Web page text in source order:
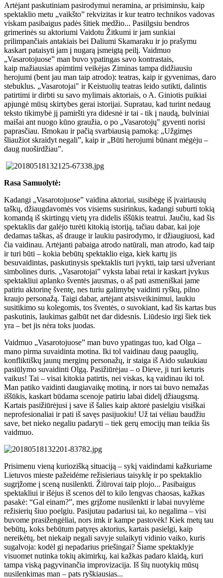
Artėjant paskutiniam pasirodymui neramina, ar prisiminsiu, kaip
spektaklio metu „vaikšto” rekvizitas ir kur teatro technikos vadovas
viskam pasibaigus padės šitiek medžio... Pasiilgsiu bendros
grimerinės su aktoriumi Vaidotu Žitkumi ir jam sunkiai
prilimpančiais antakiais bei Daliumi Skamaraku ir jo prašymu
kaskart pataisyti jam į nugarą įsmeigtą peilį. Vaidmuo
„Vasarotojuose” man buvo ypatingas savo kontrastais,
kaip mažiausias apimtimi veikėjas Ziminas tampa didžiausiu
herojumi (bent jau man taip atrodo): teatras, kaip ir gyvenimas, daro
stebuklus. „Vasarotojai" ir Keistuolių teatras leido sutikti, dalintis
patirtimi ir dirbti su savo mylimais aktoriais, o A. Giniotis puikiai
apjungė mūsų skirtybes gerai istorijai. Supratau, kad turint nedaug
teksto tikimybė jį pamiršti yra didesnė ir tai - tik į naudą, bulviniai
maišai ant nuogo kūno graužia, o po „Vasarotojų" gyventi norisi
paprasčiau. Išmokau ir pačią svarbiausią pamoką: „Užgimęs
šliaužiot skraidyt negali”, kaip ir „Būti herojumi būnant mėgėju –
daug nuoširdžiau”.
Rasa Samuolytė:
Kadangi „Vasarotojuose” vaidina aktoriai, susibėgę iš įvairiausių
taškų, džiaugdavomės vos visiems susirinkus, kadangi suburti tokią
komandą iš skirtingų vietų yra didelis iššūkis teatrui. Jaučiu, kad šis
spektaklis dar galėjo turėti kitokią istoriją, tačiau dabar, kai joje
dedamas taškas, aš drauge ir laukiu pasirodymo, ir džiaugiuosi, kad
čia vaidinau. Artėjanti pabaiga atrodo natūrali, man atrodo, kad taip
ir turi būti – kokia bebūtų spektaklio eiga, kiek kartų jis
besuvaidintas, paskutinysis spektaklis turi įvykti, taip tarsi užveriant
simbolines duris. „Vasarotojai” vyksta labai retai ir kaskart įvykus
spektakliui aplanko šventės jausmas, o aš pati asmeniškai jame
patiriu aktorinę šventę, nes turiu galimybę vaidinti ryškų, pilno
kraujo personažą. Taigi dabar, artėjant atsisveikinimui, laukiu
susitikimo su kolegomis, tos šventės, o suvokiant, kad šis kartas bus
paskutinis, laukimas galbūt net dar didesnis. Liūdesio irgi šiek tiek
yra – bet jis nėra toks juodas.
Vaidmuo „Vasarotojuose” man buvo ypatingas tuo, kad Olga –
mano pirma suvaidinta motina. Iki tol vaidinau daug paauglių,
konfliktiškų jaunų merginų personažų, ir staiga iš Aido sulaukiau
pasiūlymo suvaidinti Olgą. Pasižiūrėjau – o Dieve, ji turi keturis
vaikus! Tai – visai kitokia patirtis, nei viskas, ką vaidinau iki tol.
Man patiko vaidinti daugiavaikę motiną, ir nors tai buvo nemažas
iššūkis, kaskart būdama scenoje patiriu labai didelį džiaugsmą.
Kartais pasižiūrėjusi į save iš šalies kaip aktorė pasielgiu visiškai
neprofesionaliai ir pati iš savęs pasijuokiu! Už tai vėliau baudžiu
save, bet nieko negaliu padaryti – tiek gerų emocijų man teikia šis
vaidmuo.
Prisimenu vieną kuriozišką situaciją – sykį vaidindami kažkuriame
Lietuvos mieste pažeidėme režisieriaus taisyklę ir po spektaklio
sugrįžome į sceną nusilenkti. Žiūrovai taip plojo... Pasibaigus
spektakliui ir išėjus iš scenos dėl to kilo lengvas chaosas, kažkas
pasakė: “Gal einam?”, mes grįžome nusilenkti ir labai nuvylėme
režisierių šiuo poelgiu. Pasijutau padariusi tai, ko negalima – visi
buvome prasižengėliai, nors imk ir kampe pastovėk! Kiek metų tau
bebūtų, koks bebūtum patyręs aktorius, kartais pasielgi, kaip
nereikėtų, bet niekaip negali savyje sulaikyti vidinio vaiko, kuris
sugalvoja: kodėl gi nepadarius priešingai? Šiame spektaklyje
visuomet nutinka tokių akimirkų, kai kažkas padaro klaidą, kuri
tampa viską pagyvinančia improvizacija. Iš šių nuotykių mūsų
nusilenkimas man – pats ryškiausias...